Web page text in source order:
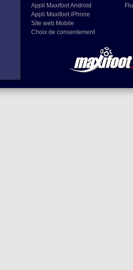
Appli Maxifoot Android
Appli Maxifoot iPhone
Site web Mobile
Choix de consentement